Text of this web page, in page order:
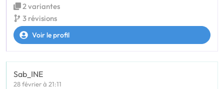
2 variantes
3 révisions
Voir le profil
Sab_INE
28 février à 21:11